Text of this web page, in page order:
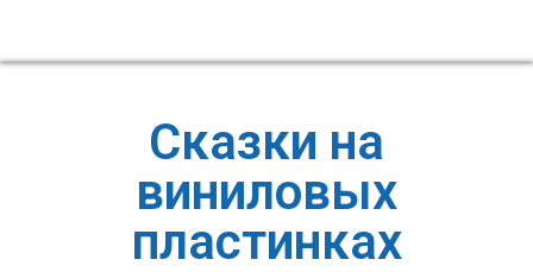
Сказки на
виниловых
пластинках